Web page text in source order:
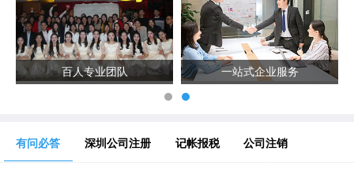
百人专业团队 一站式企业服务
有问必答 深圳公司注册 记帐报税 公司注销